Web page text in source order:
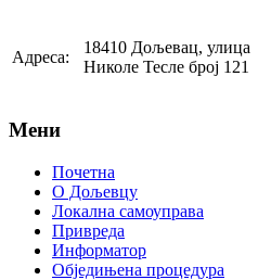
Адреса:
18410 Дољевац, улица
Николе Тесле број 121
Мени
Почетна
О Дољевцу
Локална самоуправа
Привреда
Информатор
Обједињена процедура